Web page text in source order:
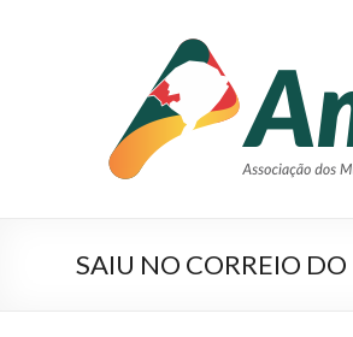
AMFRO
Associação
dos
da
SAIU NO CORREIO DO